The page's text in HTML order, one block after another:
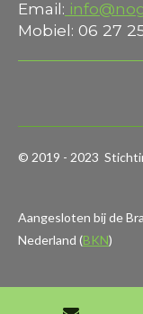
Email:
Mobiel: 06 27
© 2019 - 2023
Aangesloten bij de
Nederland (BKN)